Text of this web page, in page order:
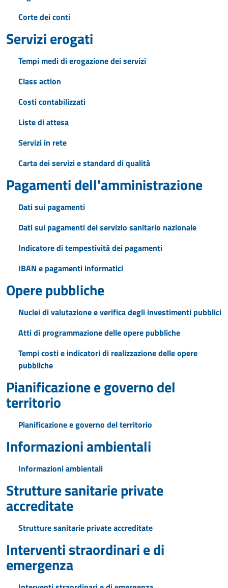
Corte dei conti
Servizi erogati
Tempi medi di erogazione dei servizi
Class action
Costi contabilizzati
Liste di attesa
Servizi in rete
Carta dei servizi e standard di qualità
Pagamenti dell'amministrazione
Dati sui pagamenti
Dati sui pagamenti del servizio sanitario nazionale
Indicatore di tempestività dei pagamenti
IBAN e pagamenti informatici
Opere pubbliche
Nuclei di valutazione e verifica degli investimenti pubblici
Atti di programmazione delle opere pubbliche
Tempi costi e indicatori di realizzazione delle opere
pubbliche
Pianificazione e governo del
territorio
Pianificazione e governo del territorio
Informazioni ambientali
Informazioni ambientali
Strutture sanitarie private
accreditate
Strutture sanitarie private accreditate
Interventi straordinari e di
emergenza